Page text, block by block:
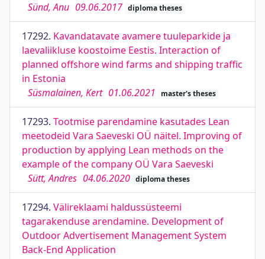
Sünd, Anu 09.06.2017 diploma theses
17292. Kavandatavate avamere tuuleparkide ja
laevaliikluse koostoime Eestis. Interaction of
planned offshore wind farms and shipping traffic
in Estonia
Süsmalainen, Kert 01.06.2021 master's theses
17293. Tootmise parendamine kasutades Lean
meetodeid Vara Saeveski OÜ näitel. Improving of
production by applying Lean methods on the
example of the company OÜ Vara Saeveski
Sütt, Andres 04.06.2020 diploma theses
17294. Välireklaami haldussüsteemi
tagarakenduse arendamine. Development of
Outdoor Advertisement Management System
Back-End Application